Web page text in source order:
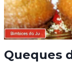
Queques